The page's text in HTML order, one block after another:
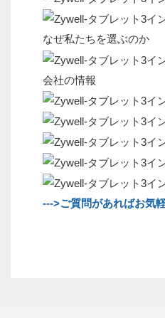
なぜ私たちを選ぶのか
会社の情報
--->ご質問があればお気